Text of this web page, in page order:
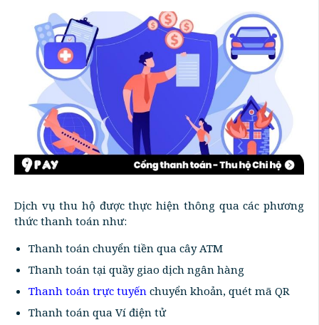
Dịch vụ thu hộ được thực hiện thông qua các phương
thức thanh toán như:
Thanh toán chuyển tiền qua cây ATM
Thanh toán tại quầy giao dịch ngân hàng
Thanh toán trực tuyến chuyển khoản, quét mã QR
Thanh toán qua Ví điện tử